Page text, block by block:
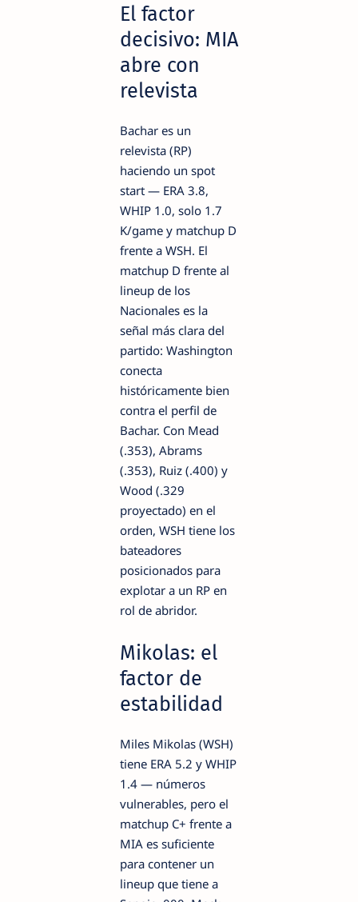
El factor
decisivo: MIA
abre con
relevista
Bachar es un
relevista (RP)
haciendo un spot
start — ERA 3.8,
WHIP 1.0, solo 1.7
K/game y matchup D
frente a WSH. El
matchup D frente al
lineup de los
Nacionales es la
señal más clara del
partido: Washington
conecta
históricamente bien
contra el perfil de
Bachar. Con Mead
(.353), Abrams
(.353), Ruiz (.400) y
Wood (.329
proyectado) en el
orden, WSH tiene los
bateadores
posicionados para
explotar a un RP en
rol de abridor.
Mikolas: el
factor de
estabilidad
Miles Mikolas (WSH)
tiene ERA 5.2 y WHIP
1.4 — números
vulnerables, pero el
matchup C+ frente a
MIA es suficiente
para contener un
lineup que tiene a